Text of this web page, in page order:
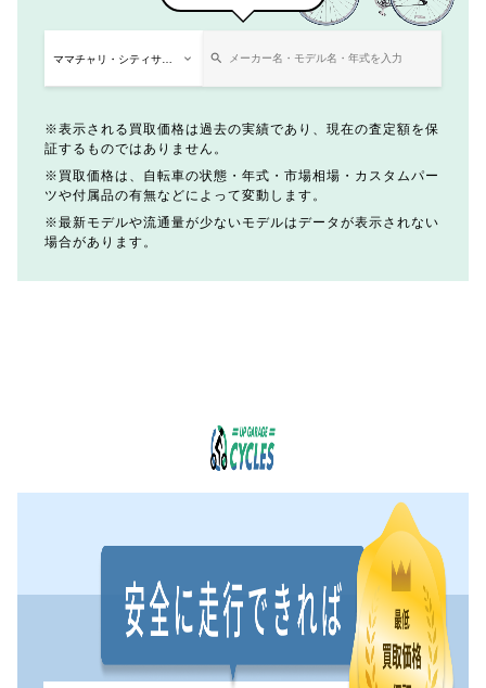
表示される買取価格は過去の実績であり、現在の査定額を保
証するものではありません。
買取価格は、自転車の状態・年式・市場相場・カスタムパー
ツや付属品の有無などによって変動します。
最新モデルや流通量が少ないモデルはデータが表示されない
場合があります。